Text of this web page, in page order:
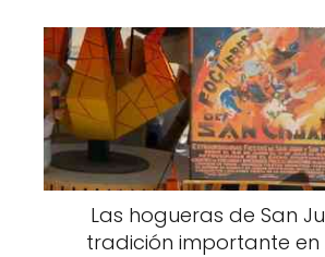
Las hogueras de San
tradición importante en